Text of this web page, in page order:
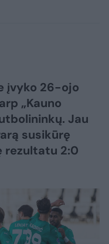
įvyko 26-ojo
„Kauno
Jau
susikūrę
rezultatu 2:0